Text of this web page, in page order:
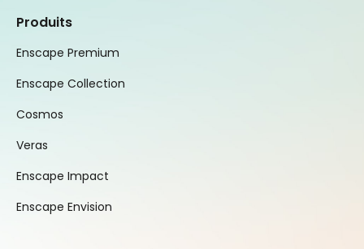
Produits
Enscape Premium
Enscape Collection
Cosmos
Veras
Enscape Impact
Enscape Envision